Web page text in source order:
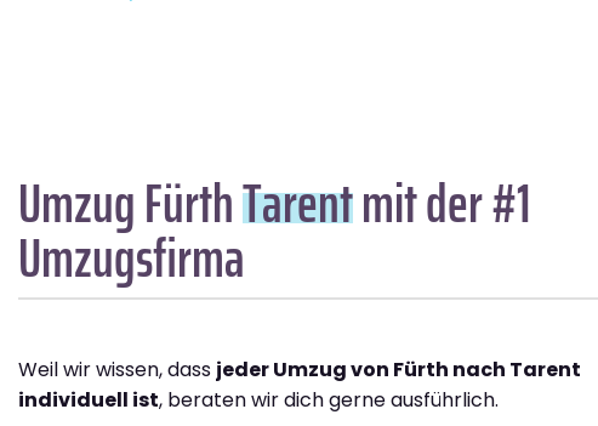
Umzug FürthTarentmit der #1
Umzugsfirma
Weil wir wissen, dass jeder Umzug von Fürth nach Tarent
individuell ist, beraten wir dich gerne ausführlich.